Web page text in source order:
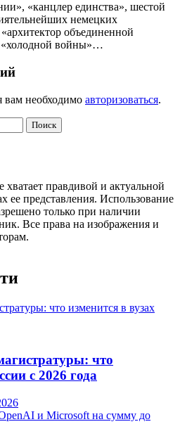
«канцлер единства», шестой
немецких
объединенной
«холодной войны»…
вам необходимо авторизоваться.
правдивой и актуальной
представления. Использование
только при наличии
Все права на изображения и
что
с 2026 года